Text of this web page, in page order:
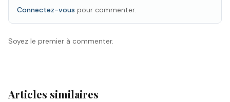
Connectez-vous pour commenter.
Soyez le premier à commenter.
Articles similaires